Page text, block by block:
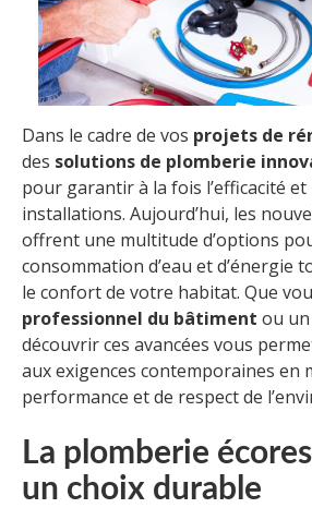
Dans le cadre de vos projets de
des solutions de plomberie
pour garantir à la fois l’efficacité
installations. Aujourd’hui, les
offrent une multitude d’options
consommation d’eau et d’énergie
le confort de votre habitat. Que
professionnel du bâtiment ou
découvrir ces avancées vous
aux exigences contemporaines en
performance et de respect de
La plomberie
un choix durable